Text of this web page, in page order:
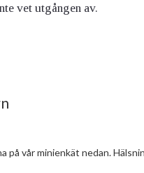
vet utgången av.